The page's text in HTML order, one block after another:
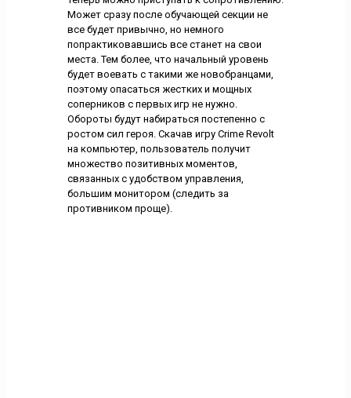
Может сразу после обучающей секции не
все будет привычно, но немного
попрактиковавшись все станет на свои
места. Тем более, что начальный уровень
будет воевать с такими же новобранцами,
поэтому опасаться жестких и мощных
соперников с первых игр не нужно.
Обороты будут набираться постепенно с
ростом сил героя. Скачав игру Crime Revolt
на компьютер, пользователь получит
множество позитивных моментов,
связанных с удобством управления,
большим монитором (следить за
противником проще).